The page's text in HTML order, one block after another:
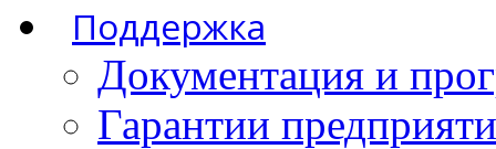
Поддержка
Документация и
Гарантии